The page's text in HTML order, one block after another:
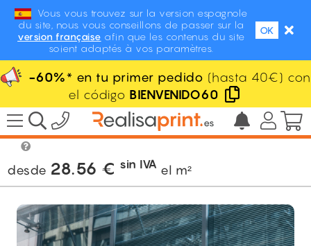
Vous vous trouvez sur la version espagnole
du site, nous vous conseillons de passer sur la
version française afin que les contenus du site
soient adaptés à vos paramètres.
OK
-60%* en tu primer pedido (hasta 40€) con
el código BIENVENIDO60
/ Señalización / Paneles rígidos
/
Dibond®
desde 28.56 € sin IVA el m²